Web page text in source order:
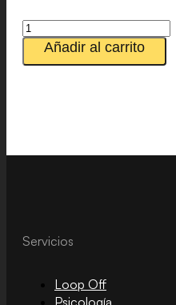
Caseína
Micelar
Añadir al carrito
Servicios
Loop Off
Psicología